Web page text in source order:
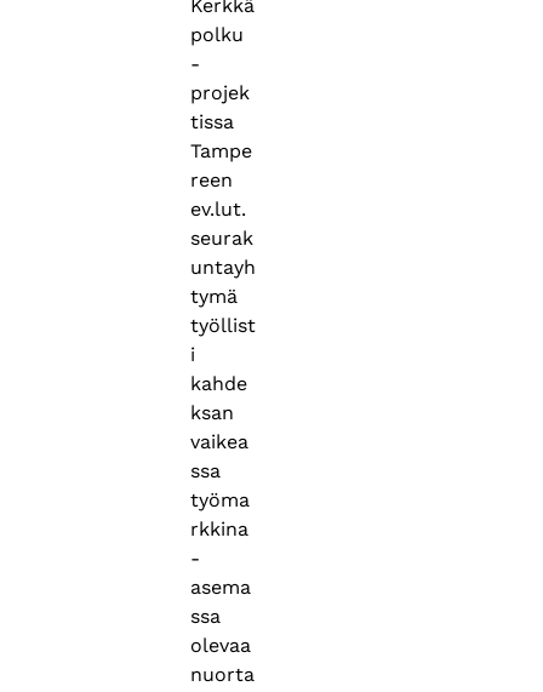
Kerkkä
polku
-
projek
tissa
Tampe
reen
ev.lut.
seurak
untayh
tymä
työllist
i
kahde
ksan
vaikea
ssa
työma
rkkina
-
asema
ssa
olevaa
nuorta